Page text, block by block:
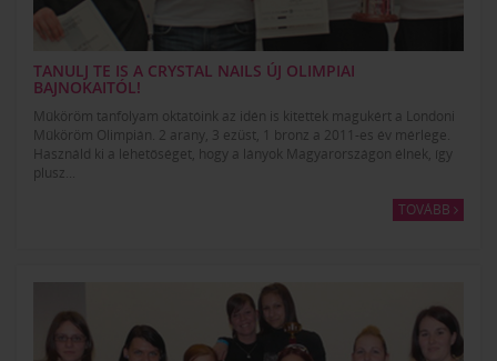
TANULJ TE IS A CRYSTAL NAILS ÚJ OLIMPIAI
BAJNOKAITÓL!
Műköröm tanfolyam oktatóink az idén is kitettek magukért a Londoni
Műköröm Olimpián. 2 arany, 3 ezüst, 1 bronz a 2011-es év mérlege.
Használd ki a lehetőséget, hogy a lányok Magyarországon élnek, így
plusz...
TOVÁBB